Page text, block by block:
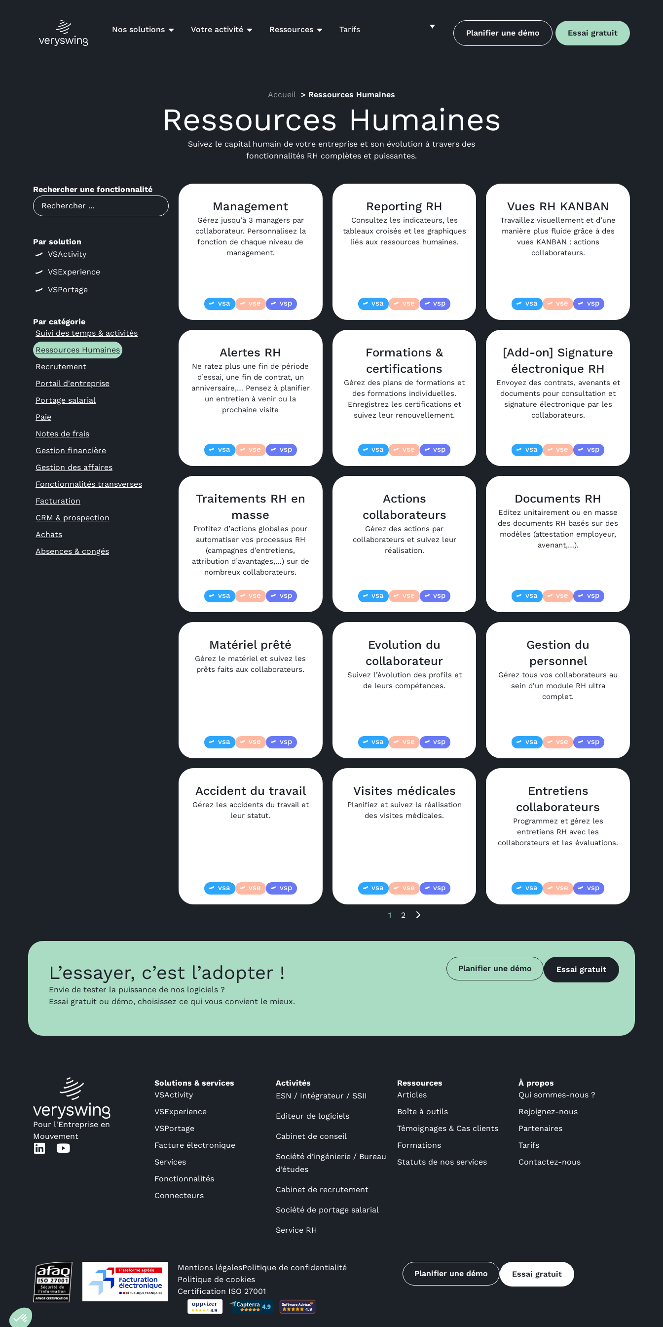
Nos solutions Votre activité Ressources Tarifs Planifier une démo Essai gratuit
Accueil Ressources Humaines
Ressources Humaines
Suivez le capital humain de votre entreprise et son évolution à travers des
fonctionnalités RH complètes et puissantes.
Rechercher une fonctionnalité
Par solution
VSActivity
VSExperience
VSPortage
Par catégorie
Suivi des temps & activités
Ressources Humaines
Recrutement
Portail d'entreprise
Portage salarial
Paie
Notes de frais
Gestion financière
Gestion des affaires
Fonctionnalités transverses
Facturation
CRM & prospection
Achats
Absences & congés
Management
Gérez jusqu’à 3 managers par
collaborateur. Personnalisez la
fonction de chaque niveau de
management.
vsa vse vsp
Reporting RH
Consultez les indicateurs, les
tableaux croisés et les graphiques
liés aux ressources humaines.
vsa vse vsp
Vues RH KANBAN
Travaillez visuellement et d’une
manière plus fluide grâce à des
vues KANBAN : actions
collaborateurs.
vsa vse vsp
Alertes RH
Ne ratez plus une fin de période
d’essai, une fin de contrat, un
anniversaire,… Pensez à planifier
un entretien à venir ou la
prochaine visite
vsa vse vsp
Formations &
certifications
Gérez des plans de formations et
des formations individuelles.
Enregistrez les certifications et
suivez leur renouvellement.
vsa vse vsp
[Add-on] Signature
électronique RH
Envoyez des contrats, avenants et
documents pour consultation et
signature électronique par les
collaborateurs.
vsa vse vsp
Traitements RH en
masse
Profitez d’actions globales pour
automatiser vos processus RH
(campagnes d’entretiens,
attribution d’avantages,…) sur de
nombreux collaborateurs.
vsa vse vsp
Actions
collaborateurs
Gérez des actions par
collaborateurs et suivez leur
réalisation.
vsa vse vsp
Documents RH
Editez unitairement ou en masse
des documents RH basés sur des
modèles (attestation employeur,
avenant,…).
vsa vse vsp
Matériel prêté
Gérez le matériel et suivez les
prêts faits aux collaborateurs.
vsa vse vsp
Evolution du
collaborateur
Suivez l’évolution des profils et
de leurs compétences.
vsa vse vsp
Gestion du
personnel
Gérez tous vos collaborateurs au
sein d’un module RH ultra
complet.
vsa vse vsp
Accident du travail
Gérez les accidents du travail et
leur statut.
vsa vse vsp
Visites médicales
Planifiez et suivez la réalisation
des visites médicales.
vsa vse vsp
Entretiens
collaborateurs
Programmez et gérez les
entretiens RH avec les
collaborateurs et les évaluations.
vsa vse vsp
1 2
L’essayer, c’est l’adopter !
Envie de tester la puissance de nos logiciels ?
Essai gratuit ou démo, choisissez ce qui vous convient le mieux.
Planifier une démo Essai gratuit
Pour l'Entreprise en
Mouvement
Solutions & services
VSActivity
VSExperience
VSPortage
Facture électronique
Services
Fonctionnalités
Connecteurs
Activités
ESN / Intégrateur / SSII
Editeur de logiciels
Cabinet de conseil
Société d’ingénierie / Bureau
d’études
Cabinet de recrutement
Société de portage salarial
Service RH
Ressources
Articles
Boîte à outils
Témoignages & Cas clients
Formations
Statuts de nos services
À propos
Qui sommes-nous ?
Rejoignez-nous
Partenaires
Tarifs
Contactez-nous
Mentions légalesPolitique de confidentialité
Politique de cookies
Certification ISO 27001
Planifier une démo Essai gratuit